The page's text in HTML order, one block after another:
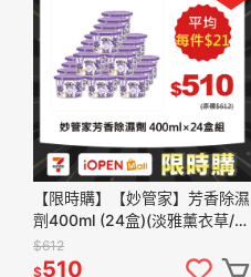
【限時購】【妙管家】芳香除濕
劑400ml (24盒)(淡雅薰衣草/浪
漫玫瑰 兩款任選)
$612
$510